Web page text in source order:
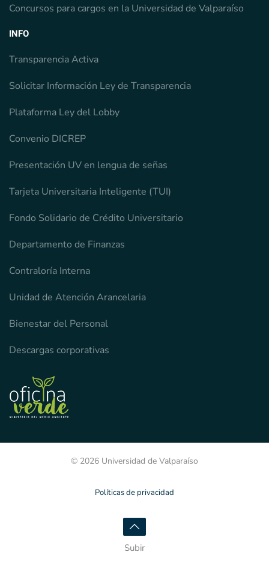
Concursos para cargos en la Universidad de Valparaíso
INFO
Transparencia Activa
Solicitar Información Ley de Transparencia
Plataforma Ley del Lobby
Convenio DICREP
Presentación UV en lengua de señas
Tarjeta Universitaria Inteligente (TUI)
Fondo Solidario de Crédito Universitario
Departamento de Finanzas
Contraloría Interna
Unidad de Atención Arancelaria
Bienestar del Personal
Descargas corporativas
© 2026 Universidad de Valparaíso
Políticas de privacidad
Subir